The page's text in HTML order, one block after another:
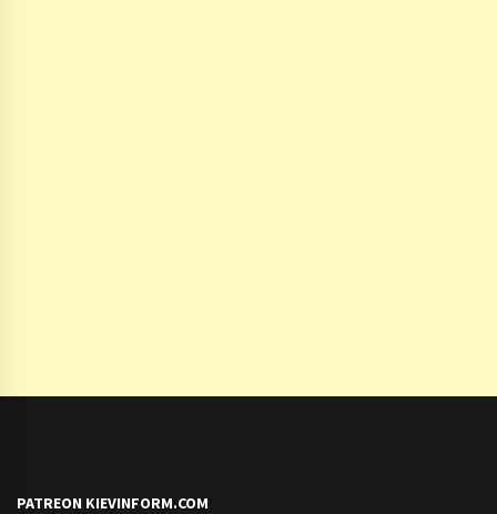
PATREON KIEVINFORM.COM